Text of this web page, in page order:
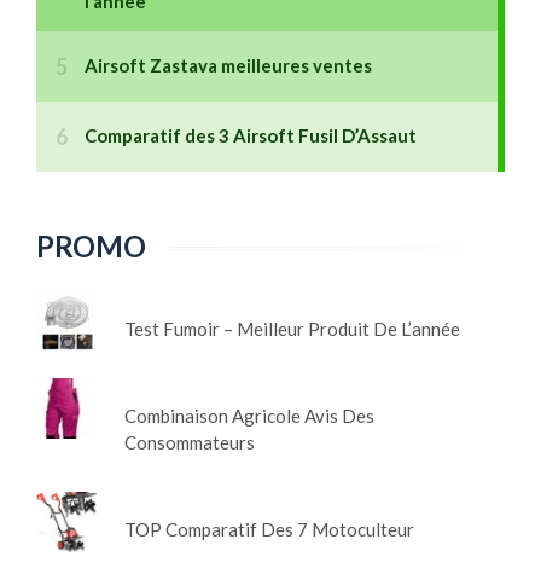
PROMO
Test Fumoir – Meilleur Produit De L’année
Combinaison Agricole Avis Des
Consommateurs
TOP Comparatif Des 7 Motoculteur